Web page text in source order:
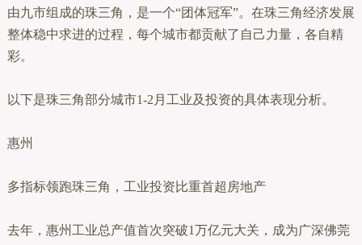
由九市组成的珠三角，是一个“团体冠军”。在珠三角经济发展
整体稳中求进的过程，每个城市都贡献了自己力量，各自精
彩。
以下是珠三角部分城市1-2月工业及投资的具体表现分析。
惠州
多指标领跑珠三角，工业投资比重首超房地产
去年，惠州工业总产值首次突破1万亿元大关，成为广深佛莞